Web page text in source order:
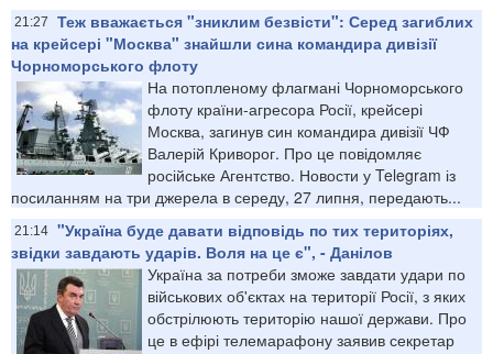
21:27
Теж вважається "зниклим безвісти": Серед загиблих
на крейсері "Москва" знайшли сина командира дивізії
Чорноморського флоту
На потопленому флагмані Чорноморського
флоту країни-агресора Росії, крейсері
Москва, загинув син командира дивізії ЧФ
Валерій Криворог. Про це повідомляє
російське Агентство. Новости у Telegram із
посиланням на три джерела в середу, 27 липня, передають...
21:14 "Україна буде давати відповідь по тих територіях,
звідки завдають ударів. Воля на це є", - Данілов
Україна за потреби зможе завдати удари по
військових об'єктах на території Росії, з яких
обстрілюють територію нашої держави. Про
це в ефірі телемарафону заявив секретар